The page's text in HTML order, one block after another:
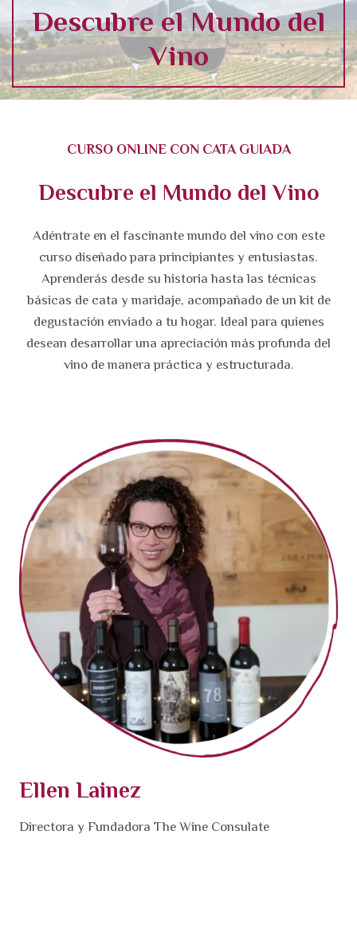
Descubre el Mundo del
Vino
CURSO ONLINE CON CATA GUIADA
Descubre el Mundo del Vino
Adéntrate en el fascinante mundo del vino con este
curso diseñado para principiantes y entusiastas.
Aprenderás desde su historia hasta las técnicas
básicas de cata y maridaje, acompañado de un kit de
degustación enviado a tu hogar. Ideal para quienes
desean desarrollar una apreciación más profunda del
vino de manera práctica y estructurada.
Ellen Lainez
Directora y Fundadora The Wine Consulate